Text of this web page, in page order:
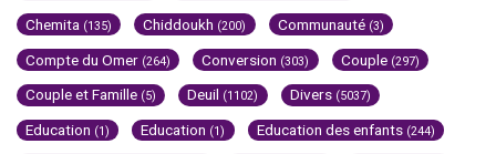
Chemita (135) Chiddoukh (200) Communauté (3)
Compte du Omer (264) Conversion (303) Couple (297)
Couple et Famille (5) Deuil (1102) Divers (5037)
Education (1) Education (1) Education des enfants (244)